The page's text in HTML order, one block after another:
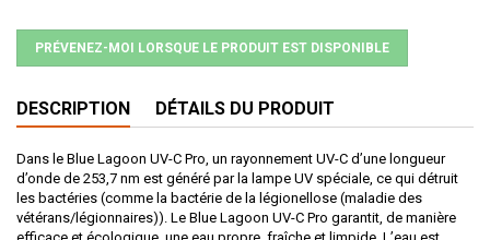
PRÉVENEZ-MOI LORSQUE LE PRODUIT EST DISPONIBLE
DESCRIPTION DÉTAILS DU PRODUIT
Dans le Blue Lagoon UV-C Pro, un rayonnement UV-C d’une longueur
d’onde de 253,7 nm est généré par la lampe UV spéciale, ce qui détruit
les bactéries (comme la bactérie de la légionellose (maladie des
vétérans/légionnaires)). Le Blue Lagoon UV-C Pro garantit, de manière